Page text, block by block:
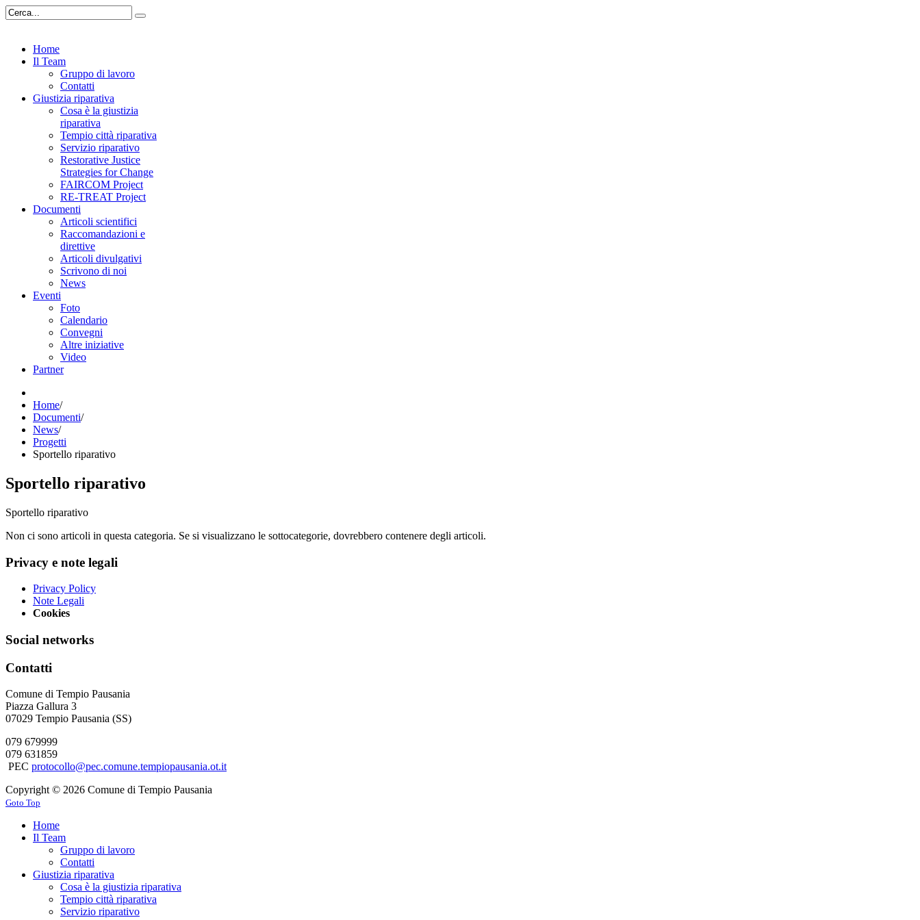
Home
Il Team
Gruppo di lavoro
Contatti
Giustizia riparativa
Cosa è la giustizia
riparativa
Tempio città riparativa
Servizio riparativo
Restorative Justice
Strategies for Change
FAIRCOM Project
RE-TREAT Project
Documenti
Articoli scientifici
Raccomandazioni e
direttive
Articoli divulgativi
Scrivono di noi
News
Eventi
Foto
Calendario
Convegni
Altre iniziative
Video
Partner
Home/
Documenti/
News/
Progetti
Sportello riparativo
Sportello riparativo
Sportello riparativo
Non ci sono articoli in questa categoria. Se si visualizzano le sottocategorie, dovrebbero contenere degli articoli.
Privacy e note legali
Privacy Policy
Note Legali
Cookies
Social networks
Contatti
Comune di Tempio Pausania
Piazza Gallura 3
07029 Tempio Pausania (SS)
079 679999
079 631859
PEC protocollo@pec.comune.tempiopausania.ot.it
Copyright © 2026 Comune di Tempio Pausania
Goto Top
Home
Il Team
Gruppo di lavoro
Contatti
Giustizia riparativa
Cosa è la giustizia riparativa
Tempio città riparativa
Servizio riparativo